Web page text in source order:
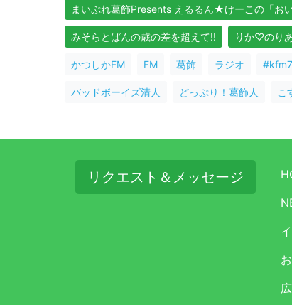
まいぷれ葛飾Presents えるるん★けーこの「お
みそらとばんの歳の差を超えて!! りか♡のり
かつしかFM FM 葛飾 ラジオ
バッドボーイズ清人 どっぷり！葛飾人 こ
リクエスト＆メッセージ